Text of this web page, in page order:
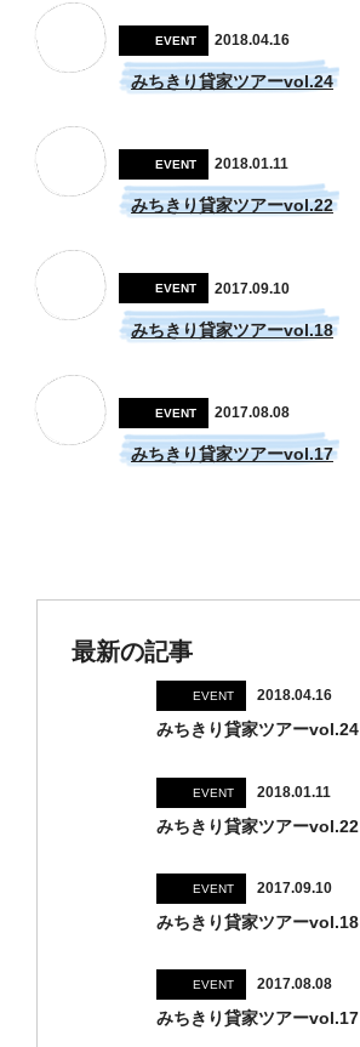
EVENT 2018.04.16
みちきり貸家ツアーvol.24
EVENT 2018.01.11
みちきり貸家ツアーvol.22
EVENT 2017.09.10
みちきり貸家ツアーvol.18
EVENT 2017.08.08
みちきり貸家ツアーvol.17
最新の記事
EVENT 2018.04.16
みちきり貸家ツアーvol.24
EVENT 2018.01.11
みちきり貸家ツアーvol.22
EVENT 2017.09.10
みちきり貸家ツアーvol.18
EVENT 2017.08.08
みちきり貸家ツアーvol.17